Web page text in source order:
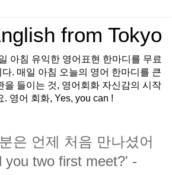
from Tokyo
아침 유익한 영어표현 한마디를 무료
. 매일 아침 오늘의 영어 한마디를 큰
을 들이는 것, 영어회화 자신감의 시작
. 영어 회화, Yes, you can !
은 언제 처음 만나셨어
you two first meet?' -